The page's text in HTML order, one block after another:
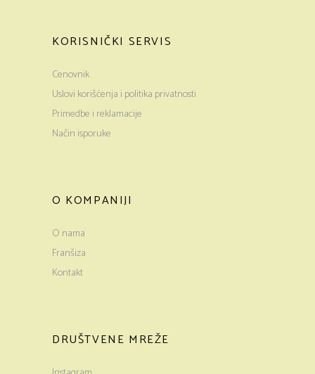
KORISNIČKI SERVIS
Cenovnik
Uslovi korišćenja i politika privatnosti
Primedbe i reklamacije
Način isporuke
O KOMPANIJI
O nama
Franšiza
Kontakt
DRUŠTVENE MREŽE